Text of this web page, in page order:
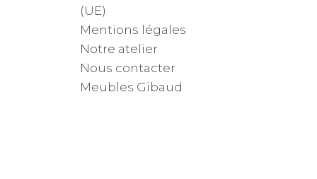
(UE)
Mentions légales
Notre atelier
Nous contacter
Meubles Gibaud